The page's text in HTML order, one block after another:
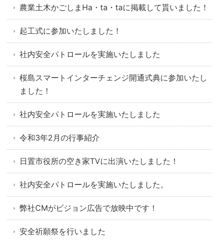
農業土木かごしまHa・ta・taに掲載して貰いました！
起工式に参加いたしました！
社内安全パトロールを実施いたしました
桜島スマートインターチェンジ開通式典に参加いたし
ました！
社内安全パトロールを実施いたしました
令和3年2月の行事紹介
日置市役所の空き家TVに出演いたしました！
社内安全パトロールを実施いたしました。
弊社CMがビジョン広告で放映中です！
安全祈願祭を行いました